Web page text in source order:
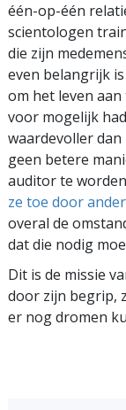
één-op-één
scientologen
die zijn
even belangrijk
om het leven
voor mogelijk
waardevoller dan
geen betere
auditor te
ze toe door
overal de
dat die nodig
Dit is de missie
door zijn begrip,
er nog dromen